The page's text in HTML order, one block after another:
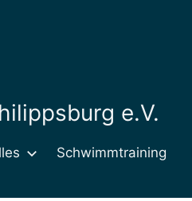
e.V.
Schwimmtraining